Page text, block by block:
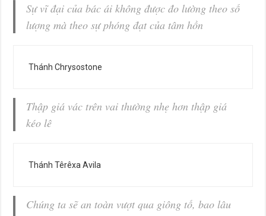
Sự vĩ đại của bác ái không được đo lường theo số
lượng mà theo sự phóng đạt của tâm hồn
Thánh Chrysostone
Thập giá vác trên vai thường nhẹ hơn thập giá
kéo lê
Thánh Têrêxa Avila
Chúng ta sẽ an toàn vượt qua giông tố, bao lâu